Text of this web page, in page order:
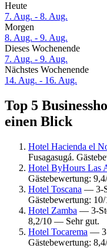
Heute
7. Aug. - 8. Aug.
Morgen
8. Aug. - 9. Aug.
Dieses Wochenende
7. Aug. - 9. Aug.
Nächstes Wochenende
14. Aug. - 16. Aug.
Top 5
einen Blick
Hotel Hacienda el
Fusagasugá.
Hotel ByHours Las
Gästebewertung:
Hotel Toscana — 3-
Gästebewertung:
Hotel Zamba — 3-
8,2/10 — Sehr gut.
Hotel Tocarema —
Gästebewertung: